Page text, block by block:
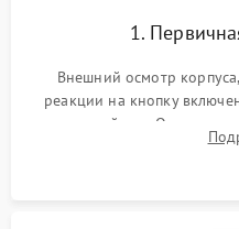
1.
Внешний осмотр
реакции на кнопку
устройства. Оценка
лабораторного блока